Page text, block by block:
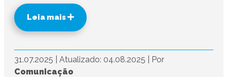
Leia mais
31.07.2025 Atualizado: 04.08.2025
Por
Comunicação